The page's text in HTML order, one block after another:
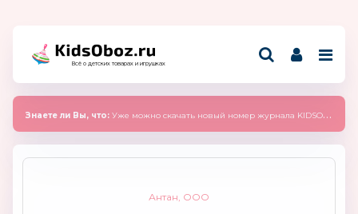
Всё о детских товарах и игрушках
Знаете ли Вы, что: Уже можно скачать новый номер журнала KIDSOBOZ 2025 (сентябрь)
Антан, ООО